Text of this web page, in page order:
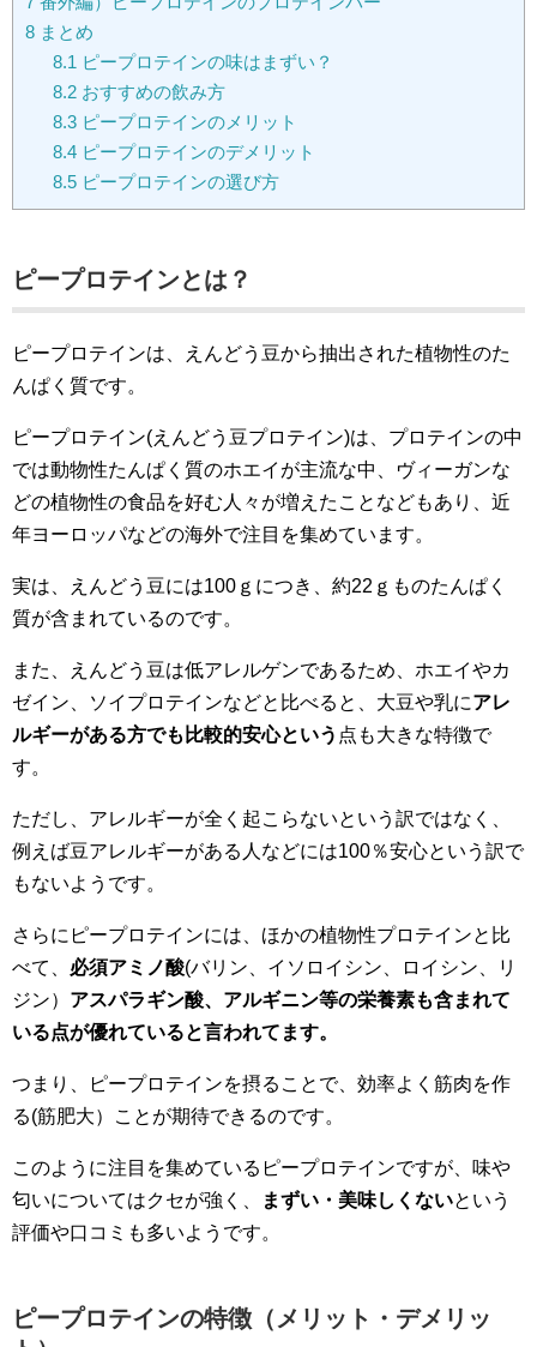
8 まとめ
8.1 ピープロテインの味はまずい？
8.2おすすめの飲み方
8.3ピープロテインのメリット
8.4ピープロテインのデメリット
8.5ピープロテインの選び方
ピープロテインとは？
ピープロテインは、えんどう豆から抽出された植物性のた
んぱく質です。
ピープロテイン(えんどう豆プロテイン)は、プロテインの中
では動物性たんぱく質のホエイが主流な中、ヴィーガンな
どの植物性の食品を好む人々が増えたことなどもあり、近
年ヨーロッパなどの海外で注目を集めています。
実は、えんどう豆には100ｇにつき、約22ｇものたんぱく
質が含まれているのです。
また、えんどう豆は低アレルゲンであるため、ホエイやカ
ゼイン、ソイプロテインなどと比べると、大豆や乳にアレ
ルギーがある方でも比較的安心という 点も大きな特徴で
す。
ただし、アレルギーが全く起こらないという訳ではなく、
例えば豆アレルギーがある人などには100％安心という訳で
もないようです。
さらにピープロテインには、ほかの植物性プロテインと比
べて、 必須アミノ酸(バリン、イソロイシン、ロイシン、リ
ジン） アスパラギン酸、アルギニン等の栄養素も含まれて
いる点が優れていると言われてます。
つまり、ピープロテインを摂ることで、効率よく筋肉を作
る(筋肥大）ことが期待できるのです。
このように注目を集めているピープロテインですが、味や
匂いについてはクセが強く、
まずい・美味しくないという
評価や口コミも多いようです。
ピープロテインの特徴（メリット・デメリッ